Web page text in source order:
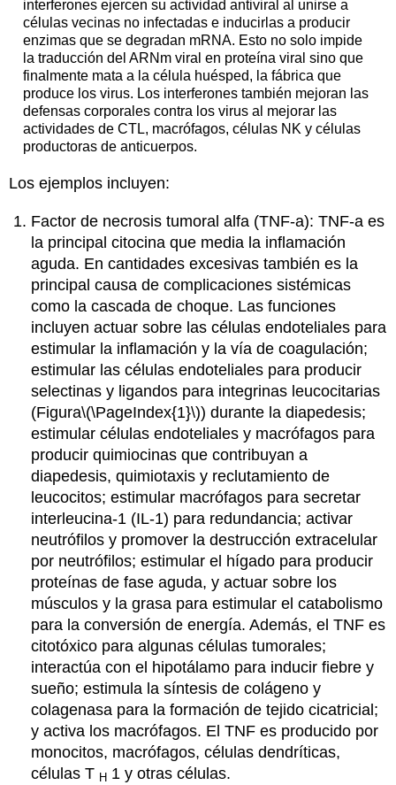
interferones ejercen su actividad antiviral al unirse a
células vecinas no infectadas e inducirlas a producir
enzimas que se degradan mRNA. Esto no solo impide
la traducción del ARNm viral en proteína viral sinoque
finalmente mata a la célula huésped, la fábrica que
produce los virus. Los interferones también mejoran las
defensas corporales contra los virus al mejorar las
actividades de CTL, macrófagos, células NK y células
productoras de anticuerpos.
Los ejemplos incluyen:
Factor de necrosis tumoral alfa (TNF-a): TNF-a es
la principal citocina que media la inflamación
aguda. En cantidades excesivas también es la
principal causa de complicaciones sistémicas
como la cascada de choque. Las funciones
incluyen actuar sobre las células endoteliales para
estimular la inflamación y la vía de coagulación;
estimular las células endoteliales para producir
selectinas y ligandos para integrinas leucocitarias
(Figura\(\PageIndex{1}\)) durante la diapedesis;
estimular células endoteliales y macrófagos para
producir quimiocinas que contribuyan a
diapedesis, quimiotaxis y reclutamiento de
leucocitos; estimular macrófagos para secretar
interleucina-1 (IL-1) para redundancia; activar
neutrófilos y promover la destrucción extracelular
por neutrófilos; estimular el hígado para producir
proteínas de fase aguda, y actuar sobre los
músculos y la grasa para estimular el catabolismo
para la conversión de energía. Además, el TNF es
citotóxico para algunas células tumorales;
interactúa con el hipotálamo para inducir fiebre y
sueño; estimula la síntesis de colágeno y
colagenasa para la formación de tejido cicatricial;
y activa los macrófagos. El TNF es producido por
monocitos, macrófagos, células dendríticas,
células T H 1 y otras células.